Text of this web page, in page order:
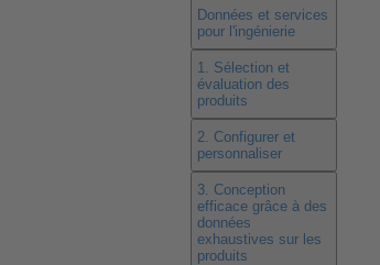
Données et services
pour l'ingénierie
1. Sélection et
évaluation des
produits
2. Configurer et
personnaliser
3. Conception
efficace grâce à des
données
exhaustives sur les
produits